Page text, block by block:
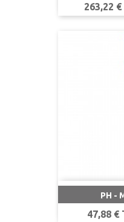
Prezzo
263,22
PH -
Prezzo
47,88 €